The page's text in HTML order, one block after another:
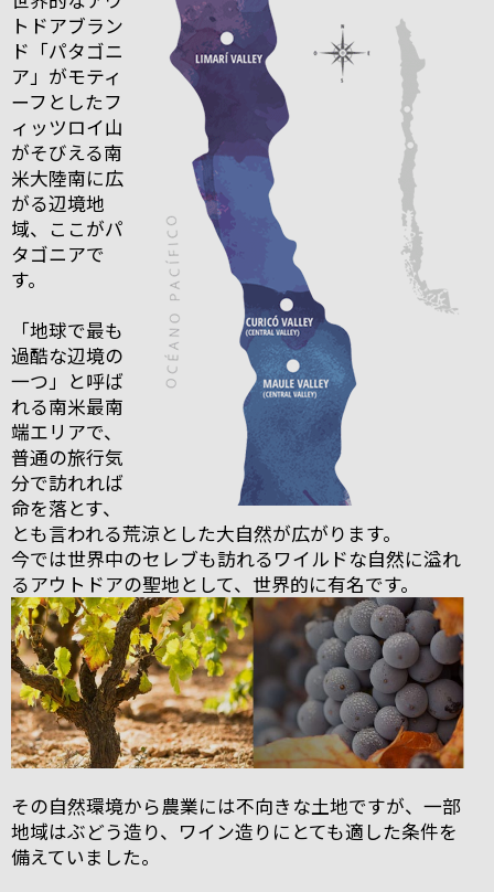
トドアブラン
ド「パタゴニ
ア」がモティ
ーフとしたフ
ィッツロイ山
がそびえる南
米大陸南に広
がる辺境地
域、ここがパ
タゴニアで
す。
「地球で最も
過酷な辺境の
一つ」と呼ば
れる南米最南
端エリアで、
普通の旅行気
分で訪れれば
命を落とす、
とも言われる荒涼とした大自然が広がります。
今では世界中のセレブも訪れるワイルドな自然に溢れ
るアウトドアの聖地として、世界的に有名です。
その自然環境から農業には不向きな土地ですが、一部
地域はぶどう造り、ワイン造りにとても適した条件を
備えていました。